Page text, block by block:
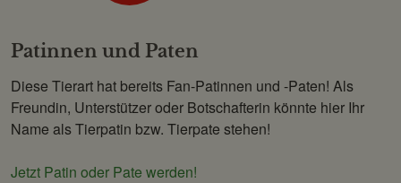
Patinnen und Paten
Diese Tierart hat bereits Fan-Patinnen und -Paten! Als
Freundin, Unterstützer oder Botschafterin könnte hier Ihr
Name als Tierpatin bzw. Tierpate stehen!
Jetzt Patin oder Pate werden!